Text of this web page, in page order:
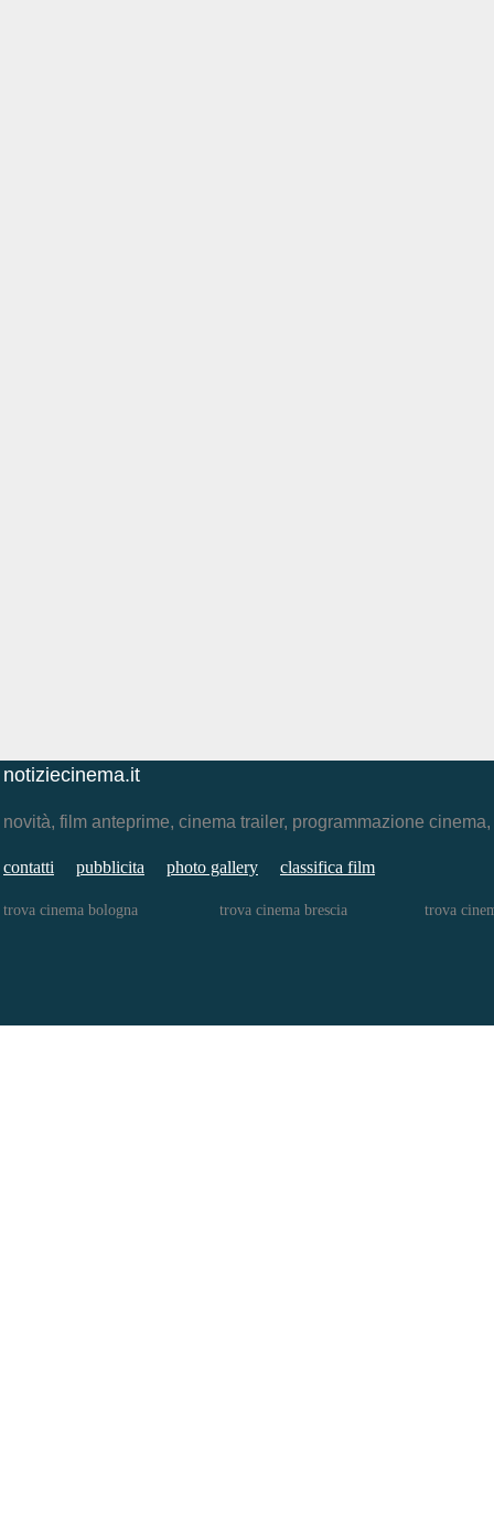
notiziecinema.it
novità, film anteprime, cinema trailer, programmazione
contatti pubblicita photo gallery classifica film
trova cinema bologna trova cinema brescia trova